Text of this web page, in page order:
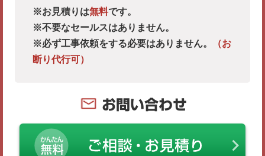
※お見積りは無料です。
※不要なセールスはありません。
※必ず工事依頼をする必要はありません。
（お
断り代行可）
お問い合わせ